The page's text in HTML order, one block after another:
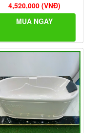
4,520,000 (VNĐ)
MUA NGAY